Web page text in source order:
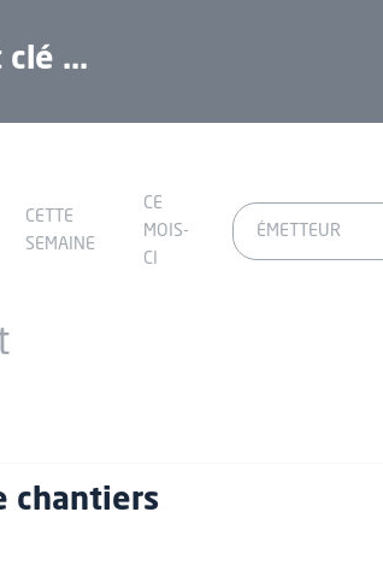
CETTE
SEMAINE
CE
MOIS-
CI
chantiers